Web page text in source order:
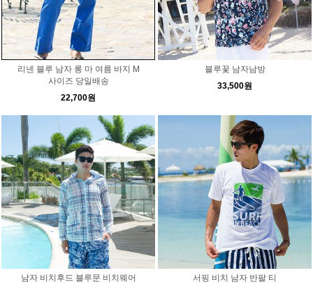
리넨 블루 남자 롱 마 여름 바지 M
사이즈 당일배송
22,700원
블루꽃 남자남방
33,500원
남자 비치후드 블루문 비치웨어
서핑 비치 남자 반팔 티